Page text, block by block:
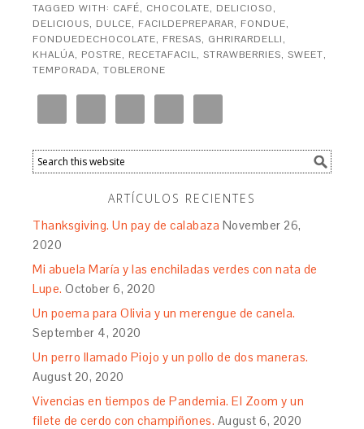
TAGGED WITH: CAFÉ, CHOCOLATE, DELICIOSO,
DELICIOUS, DULCE, FACILDEPREPARAR, FONDUE,
FONDUEDECHOCOLATE, FRESAS, GHRIRARDELLI,
KHALÚA, POSTRE, RECETAFACIL,STRAWBERRIES,SWEET,
TEMPORADA,TOBLERONE
ARTÍCULOS RECIENTES
Thanksgiving. Un pay de calabaza November 26,
2020
Mi abuela María y las enchiladas verdes con nata de
Lupe. October 6, 2020
Un poema para Olivia y un merengue de canela.
September 4, 2020
Un perro llamado Piojo y un pollo de dos maneras.
August 20, 2020
Vivencias en tiempos de Pandemia. El Zoom y un
filete de cerdo con champiñones. August 6, 2020